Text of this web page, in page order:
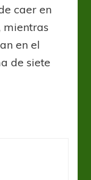
caer en
mientras
en el
de siete